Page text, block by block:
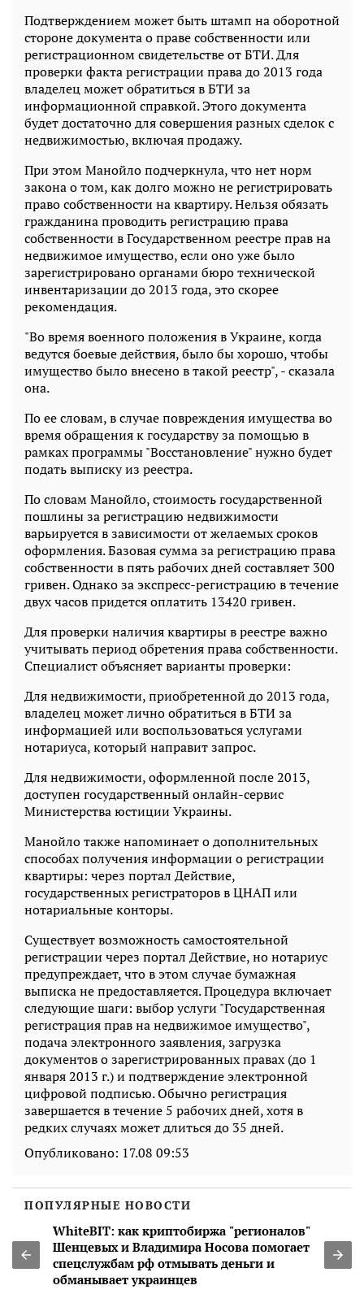
Подтверждением может быть штамп на оборотной
стороне документа о праве собственности или
регистрационном свидетельстве от БТИ. Для
проверки факта регистрации права до 2013 года
владелец может обратиться в БТИ за
информационной справкой. Этого документа
будет достаточно для совершения разных сделок с
недвижимостью, включая продажу.
При этом Манойло подчеркнула, что нет норм
закона о том, как долго можно не регистрировать
право собственности на квартиру. Нельзя обязать
гражданина проводить регистрацию права
собственности в Государственном реестре прав на
недвижимое имущество, если оно уже было
зарегистрировано органами бюро технической
инвентаризации до 2013 года, это скорее
рекомендация.
"Во время военного положения в Украине, когда
ведутся боевые действия, было бы хорошо, чтобы
имущество было внесено в такой реестр", - сказала
она.
По ее словам, в случае повреждения имущества во
время обращения к государству за помощью в
рамках программы "Восстановление" нужно будет
подать выписку из реестра.
По словам Манойло, стоимость государственной
пошлины за регистрацию недвижимости
варьируется в зависимости от желаемых сроков
оформления. Базовая сумма за регистрацию права
собственности в пять рабочих дней составляет 300
гривен. Однако за экспресс-регистрацию в течение
двух часов придется оплатить 13420 гривен.
Для проверки наличия квартиры в реестре важно
учитывать период обретения права собственности.
Специалист объясняет варианты проверки:
Для недвижимости, приобретенной до 2013 года,
владелец может лично обратиться в БТИ за
информацией или воспользоваться услугами
нотариуса, который направит запрос.
Для недвижимости, оформленной после 2013,
доступен государственный онлайн-сервис
Министерства юстиции Украины.
Манойло также напоминает о дополнительных
способах получения информации о регистрации
квартиры: через портал Действие,
государственных регистраторов в ЦНАП или
нотариальные конторы.
Существует возможность самостоятельной
регистрации через портал Действие, но нотариус
предупреждает, что в этом случае бумажная
выписка не предоставляется. Процедура включает
следующие шаги: выбор услуги "Государственная
регистрация прав на недвижимое имущество",
подача электронного заявления, загрузка
документов о зарегистрированных правах (до 1
января 2013 г.) и подтверждение электронной
цифровой подписью. Обычно регистрация
завершается в течение 5 рабочих дней, хотя в
редких случаях может длиться до 35 дней.
Опубликовано: 17.08 09:53
ПОПУЛЯРНЫЕ НОВОСТИ
WhiteBIT: как криптобиржа "регионалов"
Шенцевых и Владимира Носова помогает
спецслужбам рф отмывать деньги и
обманывает украинцев